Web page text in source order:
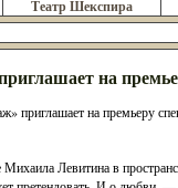
Театр Шекспира
на
приглашает на премьеру
Левитина в